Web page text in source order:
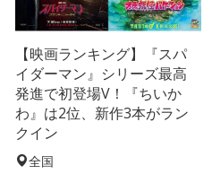
【映画ランキング】『スパ
イダーマン』シリーズ最高
発進で初登場V！『ちいか
わ』は2位、新作3本がラン
クイン
全国